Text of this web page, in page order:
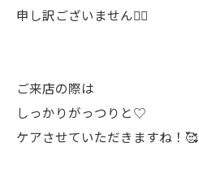
申し訳ございません🙇‍♀️
ご来店の際は
しっかりがっつりと♡
ケアさせていただきますね！🥰